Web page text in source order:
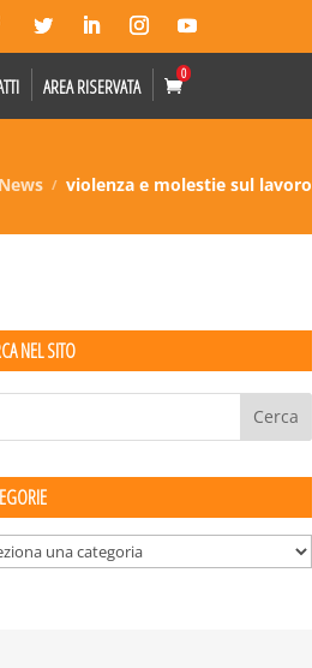
AREA RISERVATA
0
News violenza e molestie sul lavoro
NEL SITO